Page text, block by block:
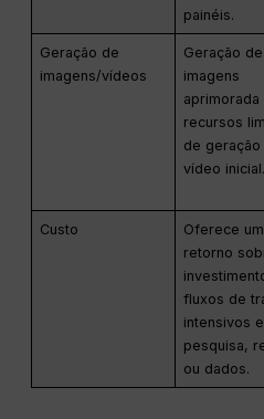
painéis.
Geração de
imagens/vídeos
Geração de
imagens
aprimorada
recursos
de geração
vídeo inicial.
Custo
Oferece
retorno
fluxos de
intensivos
pesquisa,
ou dados.